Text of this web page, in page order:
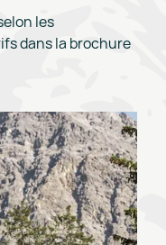
les
dans la brochure